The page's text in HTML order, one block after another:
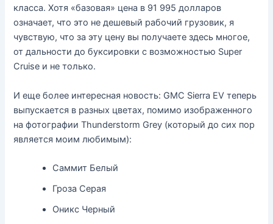
класса. Хотя «базовая» цена в 91 995 долларов
означает, что это не дешевый рабочий грузовик, я
чувствую, что за эту цену вы получаете здесь многое,
от дальности до буксировки с возможностью Super
Cruise и не только.
И еще более интересная новость: GMC Sierra EV теперь
выпускается в разных цветах, помимо изображенного
на фотографии Thunderstorm Grey (который до сих пор
является моим любимым):
Саммит Белый
Гроза Серая
Оникс Черный